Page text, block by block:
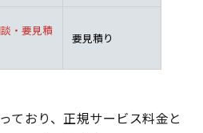
・要見積
要見積り
ており、正規サービス料金と